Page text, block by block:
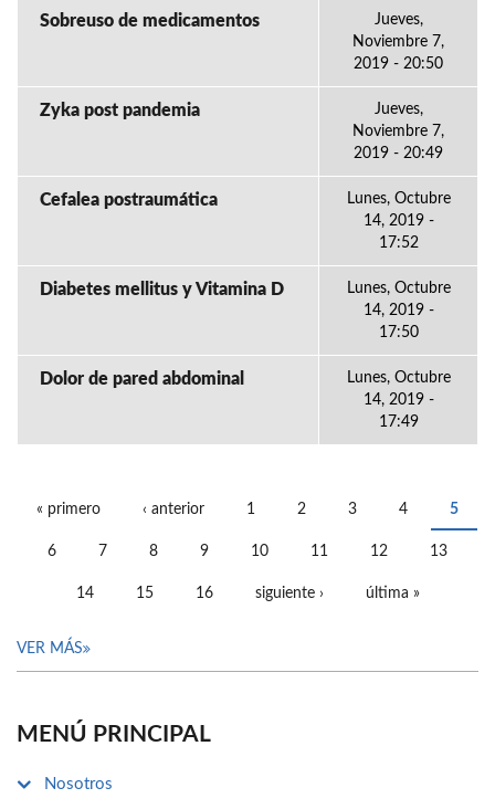
Sobreuso de medicamentos
Jueves,
Noviembre 7,
2019 - 20:50
Zyka post pandemia
Jueves,
Noviembre 7,
2019 - 20:49
Cefalea postraumática
Lunes, Octubre
14, 2019 -
17:52
Diabetes mellitus y Vitamina D
Lunes, Octubre
14, 2019 -
17:50
Dolor de pared abdominal
Lunes, Octubre
14, 2019 -
17:49
« primero ‹ anterior 1 2 3 4 5
6 7 8 9 10 11 12 13
14 15 16 siguiente › última »
VER MÁS
MENÚ PRINCIPAL
Nosotros